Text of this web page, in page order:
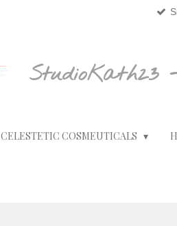
StudioKath23
CELESTETIC COSMEUTICALS